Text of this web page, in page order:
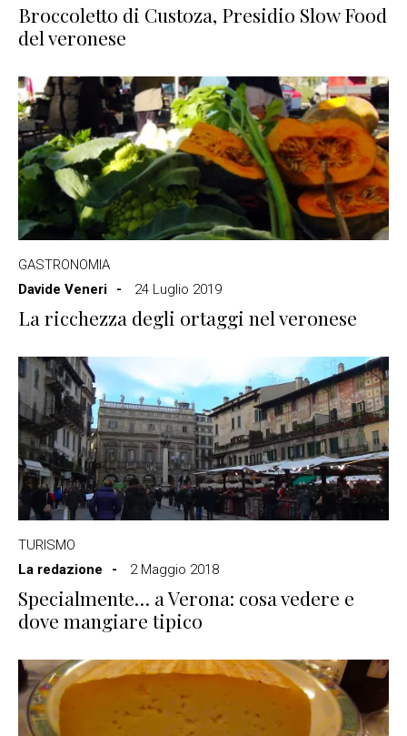
Broccoletto di Custoza, Presidio Slow Food
del veronese
GASTRONOMIA
Davide Veneri
24 Luglio 2019
La ricchezza degli ortaggi nel veronese
TURISMO
La redazione
2 Maggio 2018
Specialmente… a Verona: cosa vedere e
dove mangiare tipico